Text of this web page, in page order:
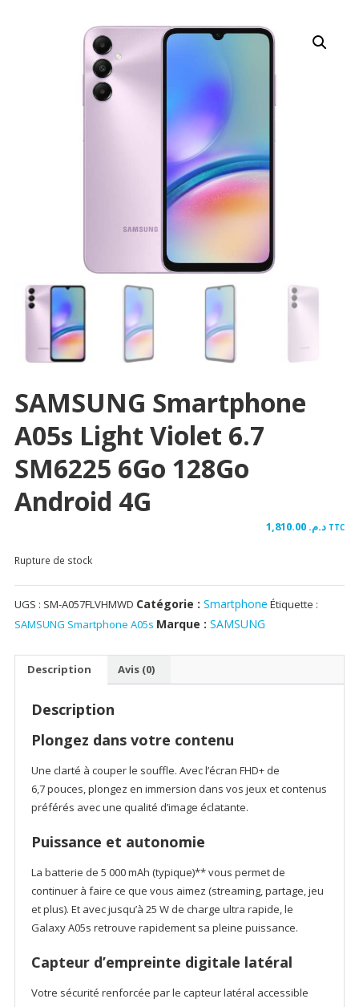
SAMSUNG Smartphone
A05s Light Violet 6.7
SM6225 6Go 128Go
Android 4G
د.م. TTC
Rupture de stock
UGS : SM-A057FLVHMWD Catégorie : Smartphone Étiquette :
SAMSUNG Smartphone A05s Marque : SAMSUNG
Description Avis (0)
Description
Plongez dans votre contenu
Une clarté à couper le souffle. Avec l’écran FHD+ de
6,7 pouces, plongez en immersion dans vos jeux et contenus
préférés avec une qualité d’image éclatante.
Puissance et autonomie
La batterie de 5 000 mAh (typique)** vous permet de
continuer à faire ce que vous aimez (streaming, partage, jeu
et plus). Et avec jusqu’à 25 W de charge ultra rapide, le
Galaxy A05s retrouve rapidement sa pleine puissance.
Capteur d’empreinte digitale latéral
Votre sécurité renforcée par le capteur latéral accessible